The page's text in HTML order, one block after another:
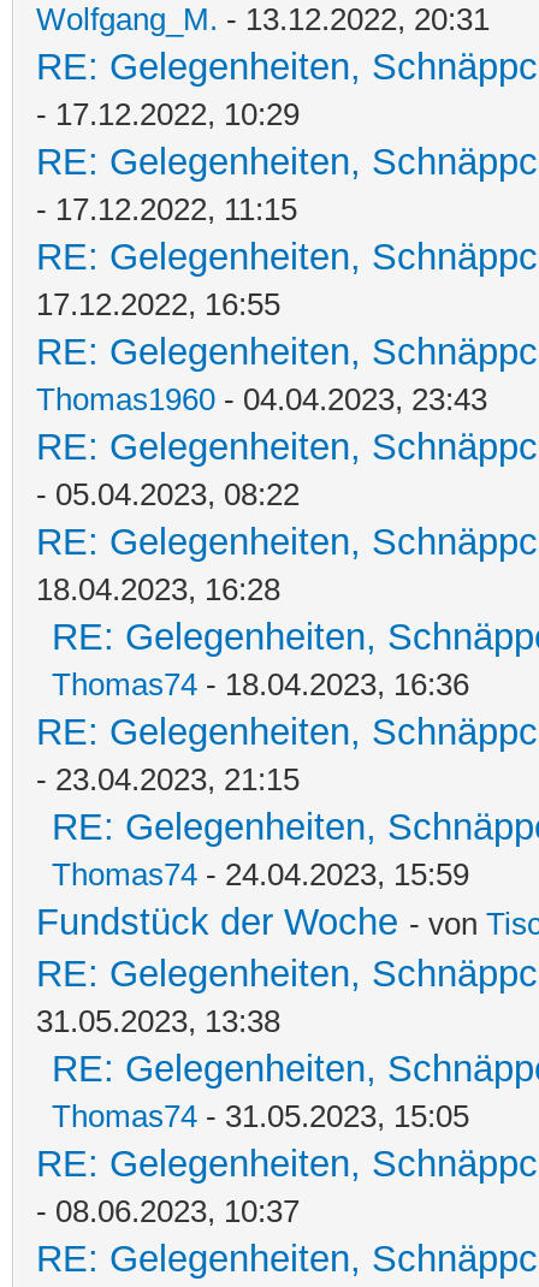
Wolfgang_M. - 13.12.2022, 20:31
RE: Gelegenheiten,
- 17.12.2022, 10:29
RE: Gelegenheiten,
- 17.12.2022, 11:15
RE: Gelegenheiten,
17.12.2022, 16:55
RE: Gelegenheiten,
Thomas1960 - 04.04.2023, 23:43
RE: Gelegenheiten,
- 05.04.2023, 08:22
RE: Gelegenheiten,
18.04.2023, 16:28
RE: Gelegenheiten,
Thomas74 - 18.04.2023, 16:36
RE: Gelegenheiten,
- 23.04.2023, 21:15
RE: Gelegenheiten,
Thomas74 - 24.04.2023, 15:59
Fundstück der Woche - von
RE: Gelegenheiten,
31.05.2023, 13:38
RE: Gelegenheiten,
Thomas74 - 31.05.2023, 15:05
RE: Gelegenheiten,
- 08.06.2023, 10:37
RE: Gelegenheiten,